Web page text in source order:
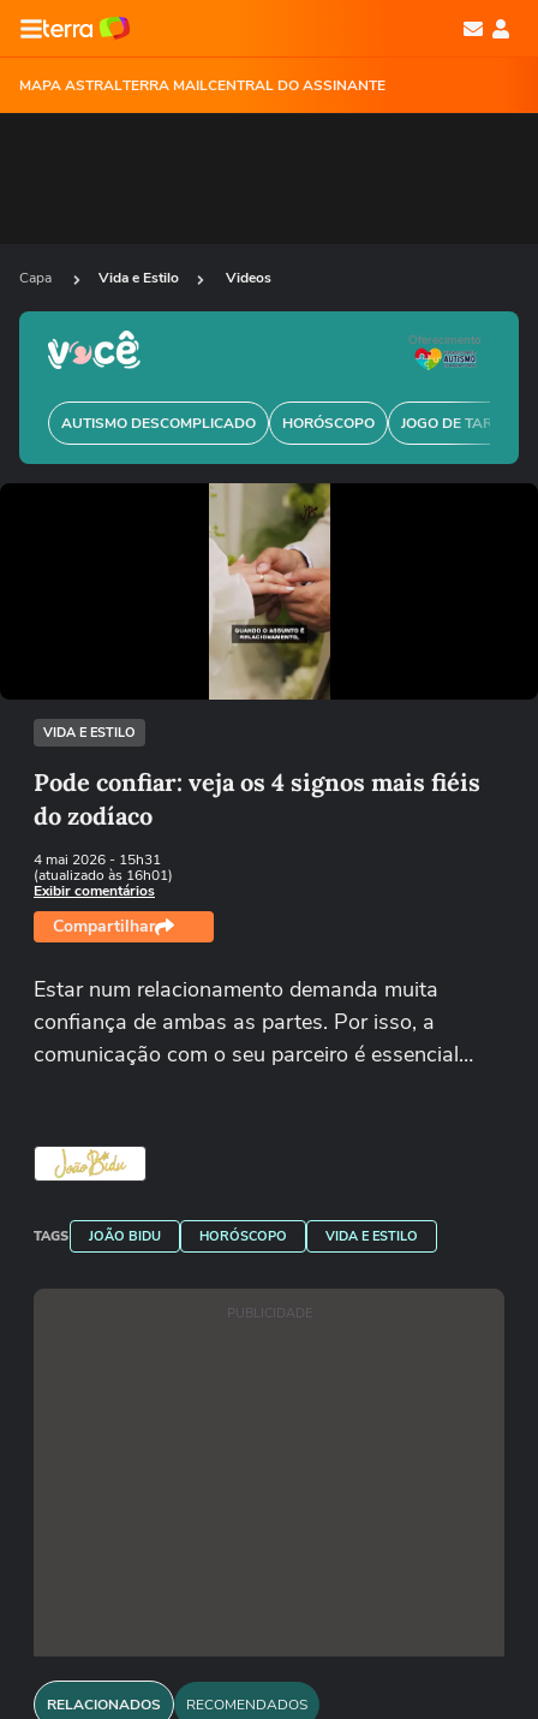
MAPA ASTRALTERRA MAILCENTRAL DO ASSINANTE
Capa Vida e Estilo Videos
AUTISMO DESCOMPLICADO HORÓSCOPO JOGO DE TARÔ
Oferecimento
Não foi possível reproduzir o vídeo
Tentar novamente
VIDA E ESTILO
Pode confiar: veja os 4 signos mais fiéis
do zodíaco
4 mai 2026- 15h31
(atualizado às 16h01)
Exibir comentários
Compartilhar
Estar num relacionamento demanda muita
confiança de ambas as partes. Por isso, a
comunicação com o seu parceiro é essencial…
TAGS JOÃO BIDU HORÓSCOPO VIDA E ESTILO
PUBLICIDADE
RELACIONADOS RECOMENDADOS